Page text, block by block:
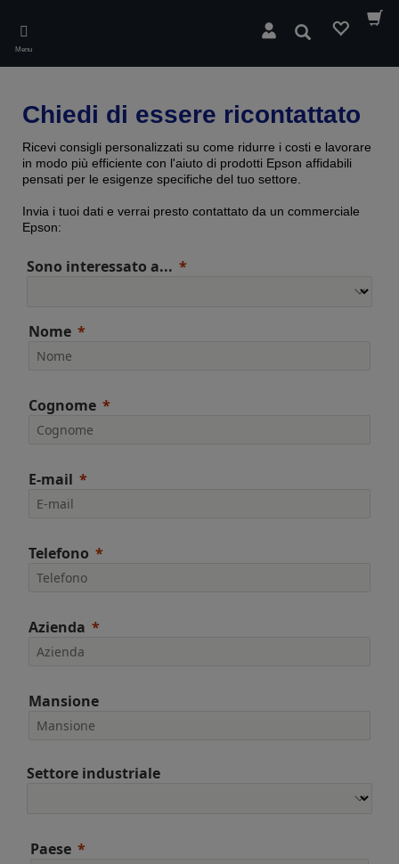
main
content
Menu
Cerca
Chiedi di essere ricontattato
Ricevi consigli personalizzati su come ridurre i costi e lavorare
in modo più efficiente con l'aiuto di prodotti Epson affidabili
pensati per le esigenze specifiche del tuo settore.
Invia i tuoi dati e verrai presto contattato da un commerciale
Epson:
Sono interessato a...
Nome
Cognome
E-mail
Telefono
Azienda
Mansione
Settore industriale
Paese